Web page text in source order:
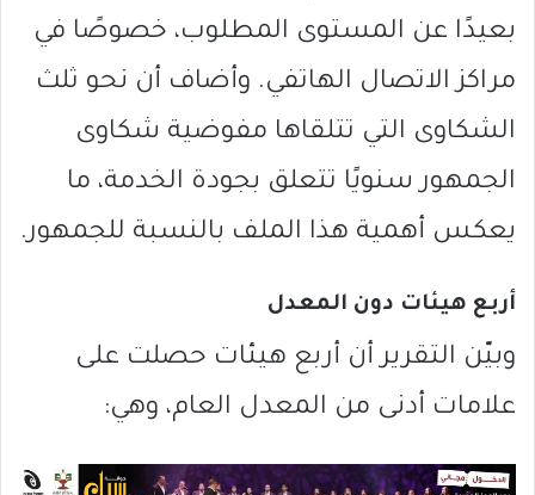
بعيدًا عن المستوى المطلوب، خصوصًا في
مراكز الاتصال الهاتفي. وأضاف أن نحو ثلث
الشكاوى التي تتلقاها مفوضية شكاوى
الجمهور سنويًا تتعلق بجودة الخدمة، ما
يعكس أهمية هذا الملف بالنسبة للجمهور.
أربع هيئات دون المعدل
وبيّن التقرير أن أربع هيئات حصلت على
علامات أدنى من المعدل العام، وهي: